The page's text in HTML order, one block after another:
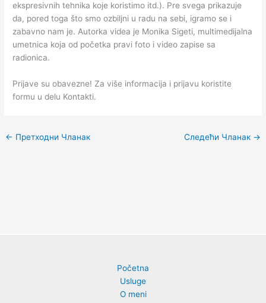
ekspresivnih tehnika koje koristimo itd.). Pre svega prikazuje
da, pored toga što smo ozbiljni u radu na sebi, igramo se i
zabavno nam je. Autorka videa je Monika Sigeti, multimedijalna
umetnica koja od početka pravi foto i video zapise sa
radionica.
Prijave su obavezne! Za više informacija i prijavu koristite
formu u delu Kontakti.
← Претходни Чланак Следећи Чланак →
Početna
Usluge
O meni